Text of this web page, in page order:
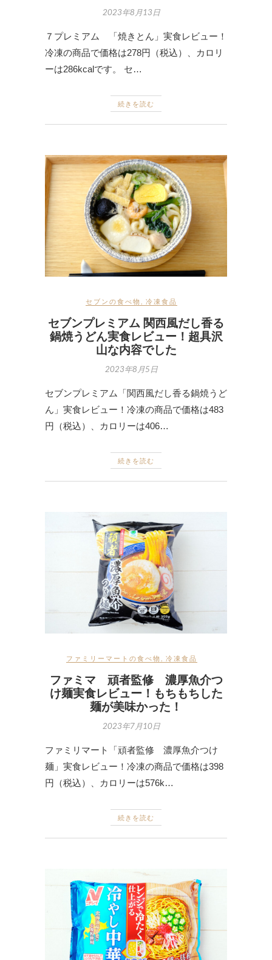
2023年8月13日
７プレミアム 「焼きとん」実食レビュー！
冷凍の商品で価格は278円（税込）、カロリ
ーは286kcalです。 セ…
続きを読む
セブンの食べ物 冷凍食品
セブンプレミアム 関西風だし香る
鍋焼うどん実食レビュー！超具沢
山な内容でした
2023年8月5日
セブンプレミアム「関西風だし香る鍋焼うど
ん」実食レビュー！冷凍の商品で価格は483
円（税込）、カロリーは406…
続きを読む
ファミリーマートの食べ物 冷凍食品
ファミマ 頑者監修 濃厚魚介つ
け麺実食レビュー！もちもちした
麺が美味かった！
2023年7月10日
ファミリマート「頑者監修 濃厚魚介つけ
麺」実食レビュー！冷凍の商品で価格は398
円（税込）、カロリーは576k…
続きを読む